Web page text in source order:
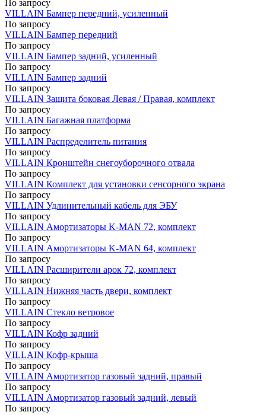
По запросу
VILLAIN Бампер передний, усиленный
По запросу
VILLAIN Бампер передний
По запросу
VILLAIN Бампер задний, усиленный
По запросу
VILLAIN Бампер задний
По запросу
VILLAIN Защита боковая Левая / Правая, комплект
По запросу
VILLAIN Багажная платформа
По запросу
VILLAIN Распределитель питания
По запросу
VILLAIN Кронштейн снегоуборочного отвала
По запросу
VILLAIN Комплект для установки сенсорного экрана
По запросу
VILLAIN Удлинительный кабель для ЭБУ
По запросу
VILLAIN Амортизаторы K-MAN 72, комплект
По запросу
VILLAIN Амортизаторы K-MAN 64, комплект
По запросу
VILLAIN Расширители арок 72, комплект
По запросу
VILLAIN Нижняя часть двери, комплект
По запросу
VILLAIN Стекло ветровое
По запросу
VILLAIN Кофр задний
По запросу
VILLAIN Кофр-крыша
По запросу
VILLAIN Амортизатор газовый задний, правый
По запросу
VILLAIN Амортизатор газовый задний, левый
По запросу